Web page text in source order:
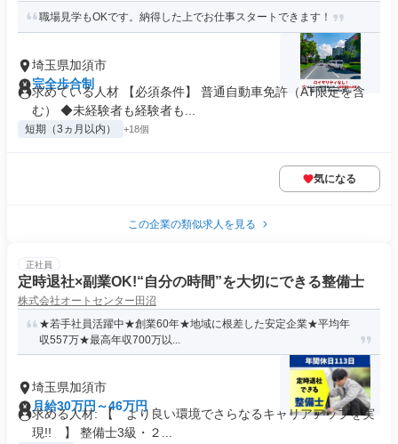
職場見学もOKです。納得した上でお仕事スタートできます！
埼玉県加須市
完全歩合制
求めている人材 【必須条件】 普通自動車免許（AT限定を含
む） ◆未経験者も経験者も...
短期（3ヵ月以内） +18個
気になる
この企業の類似求人を見る
正社員
定時退社×副業OK!“自分の時間”を大切にできる整備士
株式会社オートセンター田沼
★若手社員活躍中★創業60年★地域に根差した安定企業★平均年
収557万★最高年収700万以...
埼玉県加須市
月給30万円～46万円
求める人材: 【 より良い環境でさらなるキャリアアップを実
現!! 】 整備士3級・２...